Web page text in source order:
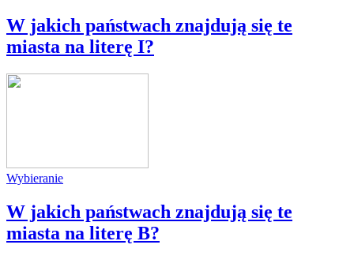
W jakich państwach znajdują się te
miasta na literę I?
Wybieranie
W jakich państwach znajdują się te
miasta na literę B?